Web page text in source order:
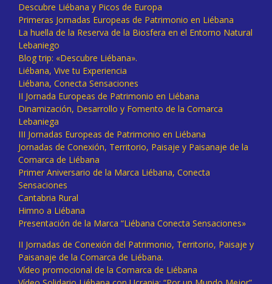
Descubre Liébana y Picos de Europa
Primeras Jornadas Europeas de Patrimonio en Liébana
La huella de la Reserva de la Biosfera en el Entorno Natural
Lebaniego
Blog trip: «Descubre Liébana».
Liébana, Vive tu Experiencia
Liébana, Conecta Sensaciones
II Jornada Europeas de Patrimonio en Liébana
Dinamización, Desarrollo y Fomento de la Comarca
Lebaniega
III Jornadas Europeas de Patrimonio en Liébana
Jornadas de Conexión, Territorio, Paisaje y Paisanaje de la
Comarca de Liébana
Primer Aniversario de la Marca Liébana, Conecta
Sensaciones
Cantabria Rural
Himno a Liébana
Presentación de la Marca “Liébana Conecta Sensaciones»
II Jornadas de Conexión del Patrimonio, Territorio, Paisaje y
Paisanaje de la Comarca de Liébana.
Vídeo promocional de la Comarca de Liébana